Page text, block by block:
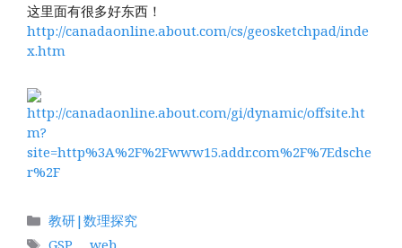
这里面有很多好东西！
http://canadaonline.about.com/cs/geosketchpad/inde
x.htm
http://canadaonline.about.com/gi/dynamic/offsite.ht
m?
site=http%3A%2F%2Fwww15.addr.com%2F%7Edsche
r%2F
分
类
教研|数理探究
标